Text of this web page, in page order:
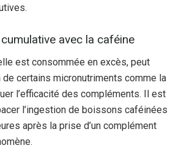
avec la caféine
est consommée en excès, peut
de certains micronutriments comme la
l’efficacité des compléments. Il est
l’ingestion de boissons caféinées
après la prise d’un complément